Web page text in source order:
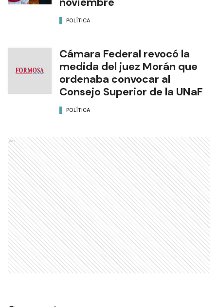
POLÍTICA
Cámara Federal revocó la
medida del juez Morán que
ordenaba convocar al
Consejo Superior de la UNaF
POLÍTICA
Ads